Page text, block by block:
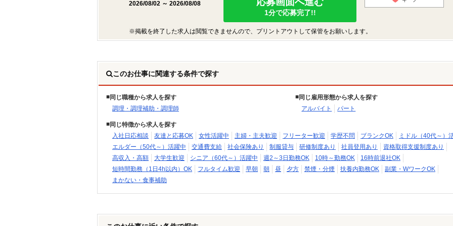
2026/08/02 ～ 2026/08/08
1分で応募完了!!
※掲載を終了した求人は閲覧できませんので、プリントアウトして保管をお願いします。
このお仕事に関連する条件で探す
同じ職種から求人を探す
調理・調理補助・調理師
同じ雇用形態から求人を探す
アルバイト
パート
同じ特徴から求人を探す
入社日応相談
友達と応募OK 女性活躍中 主婦・主夫歓迎 フリーター歓迎 学歴不問 ブランクOK
ミドル（40代～）
エルダー（50代～）活躍中
交通費支給 社会保険あり 制服貸与 研修制度あり 社員登用あり
資格取得支援制度あり
高収入・高額
大学生歓迎 シニア（60代～）活躍中 週2～3日勤務OK 10時～勤務OK
16時前退社OK
短時間勤務（1日4h以内）OK
フルタイム歓迎 早朝 朝 昼 夕方 禁煙・分煙 扶養内勤務OK
副業・WワークOK
まかない・食事補助